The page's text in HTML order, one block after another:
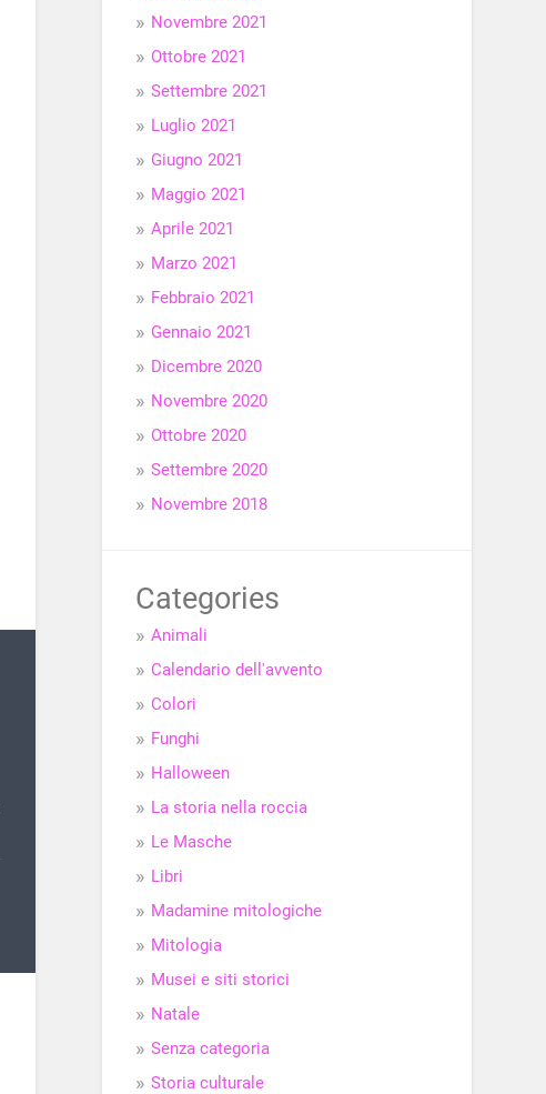
Novembre 2021
Ottobre 2021
Settembre 2021
Luglio 2021
Giugno 2021
Maggio 2021
Aprile 2021
Marzo 2021
Febbraio 2021
Gennaio 2021
Dicembre 2020
Novembre 2020
Ottobre 2020
Settembre 2020
Novembre 2018
Categories
Animali
Calendario dell'avvento
Colori
Funghi
Halloween
La storia nella roccia
Le Masche
Libri
Madamine mitologiche
Mitologia
Musei e siti storici
Natale
Senza categoria
Storia culturale